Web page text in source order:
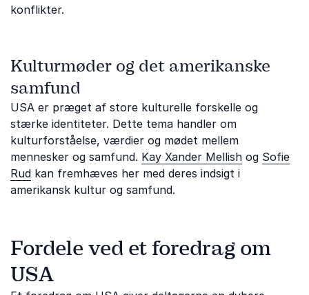
konflikter.
Kulturmøder og det amerikanske
samfund
USA er præget af store kulturelle forskelle og
stærke identiteter. Dette tema handler om
kulturforståelse, værdier og mødet mellem
mennesker og samfund. Kay Xander Mellish og Sofie
Rud kan fremhæves her med deres indsigt i
amerikansk kultur og samfund.
Fordele ved et foredrag om
USA